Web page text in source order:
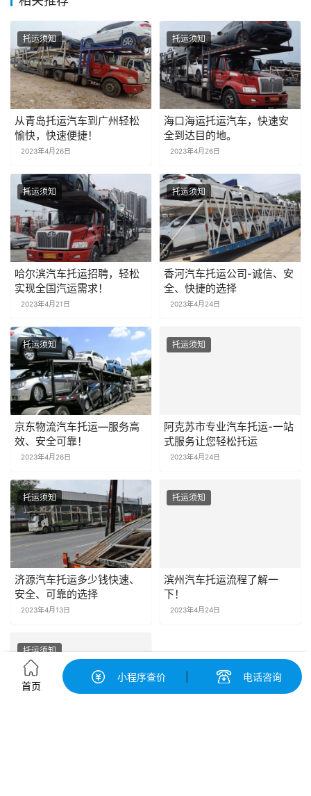
138****7926
139****9233 海口 成都 已发出
托运须知
从青岛托运汽车到广州轻松
愉快，快速便捷！
2023年4月26日
托运须知
海口海运托运汽车，快速安
全到达目的地。
2023年4月26日
托运须知
哈尔滨汽车托运招聘，轻松
实现全国汽运需求！
2023年4月21日
托运须知
香河汽车托运公司-诚信、安
全、快捷的选择
2023年4月24日
托运须知
京东物流汽车托运—服务高
效、安全可靠！
2023年4月26日
托运须知
阿克苏市专业汽车托运-一站
式服务让您轻松托运
2023年4月24日
托运须知
济源汽车托运多少钱快速、
安全、可靠的选择
2023年4月13日
托运须知
滨州汽车托运流程了解一
下！
2023年4月24日
托运须知
首页
小程序查价 电话咨询